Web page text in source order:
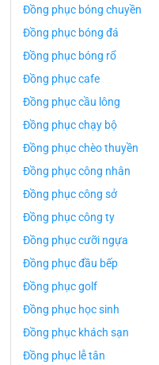
Đồng phục bóng chuyền
Đồng phục bóng đá
Đồng phục bóng rổ
Đồng phục cafe
Đồng phục cầu lông
Đồng phục chạy bộ
Đồng phục chèo thuyền
Đồng phục công nhân
Đồng phục công sở
Đồng phục công ty
Đồng phục cưỡi ngựa
Đồng phục đầu bếp
Đồng phục golf
Đồng phục học sinh
Đồng phục khách sạn
Đồng phục lễ tân